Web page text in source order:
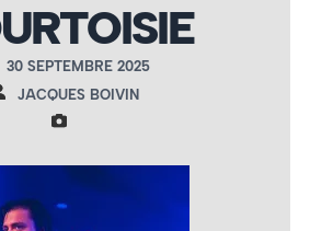
30 SEPTEMBRE 2025
JACQUES BOIVIN